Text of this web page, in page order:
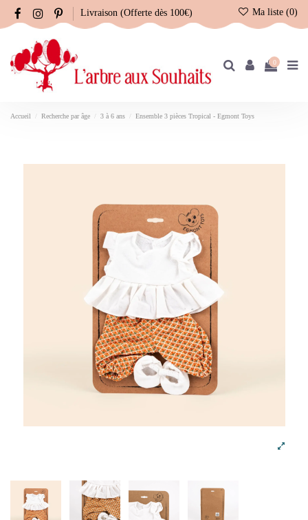
Livraison (Offerte dès 100€) Ma liste (0)
0
Accueil Recherche par âge 3 à 6 ans Ensemble 3 pièces Tropical - Egmont Toys